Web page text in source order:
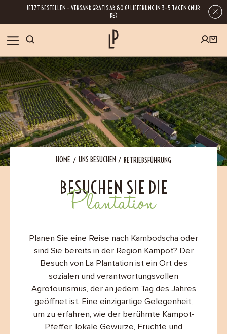
JETZT BESTELLEN – VERSAND GRATIS AB 80 €! LIEFERUNG IN 3–5 TAGEN (NUR
DE)
SHOP
GESCHENKE
BLOG
REZEPTE
Contact
HOME UNS BESUCHEN BETRIEBSFÜHRUNG
BESUCHEN SIE DIE
Plantation
Planen Sie eine Reise nach Kambodscha oder
sind Sie bereits in der Region Kampot? Der
Besuch von La Plantation ist ein Ort des
sozialen und verantwortungsvollen
Agrotourismus, der an jedem Tag des Jahres
geöffnet ist. Eine einzigartige Gelegenheit,
um zu erfahren, wie der berühmte Kampot-
Pfeffer, lokale Gewürze, Früchte und
Wenn Sie Ihre E-Mail-Adresse hinterlassen, erhalten Sie Zugang zu unseren
Newslettern, die reich an Tipps, Inspirationen und Informationen über unsere
neuesten Entwicklungen sind. Selbstverständlich ist eine Abmeldung
jederzeit möglich.